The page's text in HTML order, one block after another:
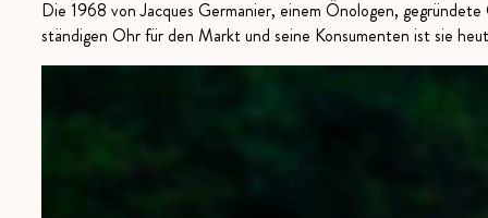
Die 1968 von Jacques Germanier, einem Önologen,
ständigen Ohr für den Markt und seine Konsumenten ist sie